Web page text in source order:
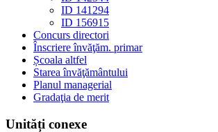
ID 141294
ID 156915
Concurs directori
Înscriere învăţăm. primar
Școala altfel
Starea învăţământului
Planul managerial
Gradaţia de merit
Unități conexe